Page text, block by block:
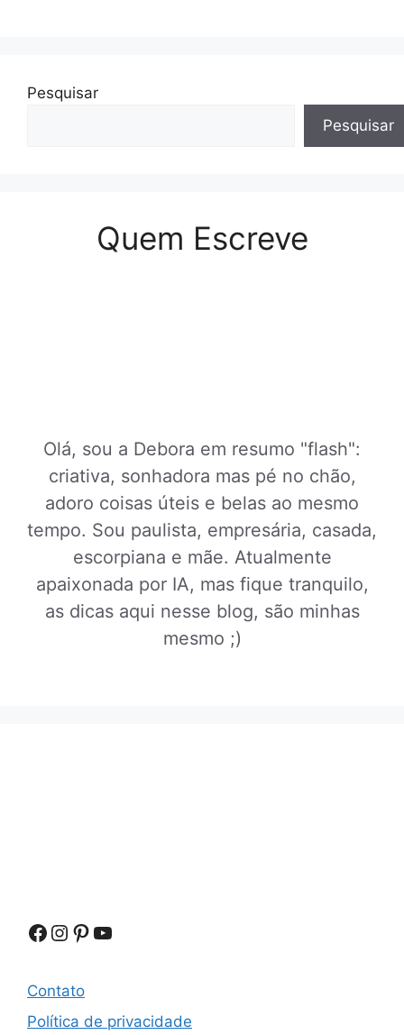
Pesquisar
Pesquisar
Quem Escreve
Olá, sou a Debora em resumo "flash":
criativa, sonhadora mas pé no chão,
adoro coisas úteis e belas ao mesmo
tempo. Sou paulista, empresária, casada,
escorpiana e mãe. Atualmente
apaixonada por IA, mas fique tranquilo,
as dicas aqui nesse blog, são minhas
mesmo ;)
Facebook
Instagram
Pinterest
Youtube
Contato
Política de privacidade